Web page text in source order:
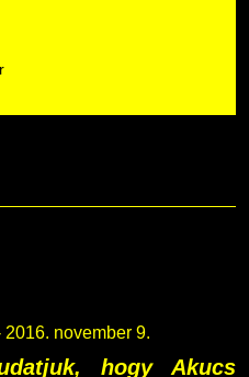
szabályzatok
testületek
november 9.
hogy Akucs